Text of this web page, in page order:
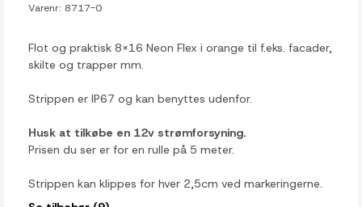
Varenr: 8717-0
Flot og praktisk 8x16 Neon Flex i orange til f.eks. facader,
skilte og trapper mm.
Strippen er IP67 og kan benyttes udenfor.
Husk at tilkøbe en 12v strømforsyning.
Prisen du ser er for en rulle på 5 meter.
Strippen kan klippes for hver 2,5cm ved markeringerne.